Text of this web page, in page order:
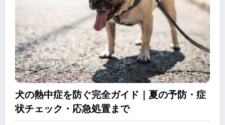
犬の熱中症を防ぐ完全ガイド｜夏の予防・症
状チェック・応急処置まで